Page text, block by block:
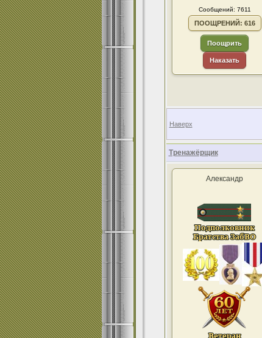
Сообщений: 7611
ПООЩРЕНИЙ: 616
Поощрить
Наказать
Наверх
Тренажёрщик
Александр